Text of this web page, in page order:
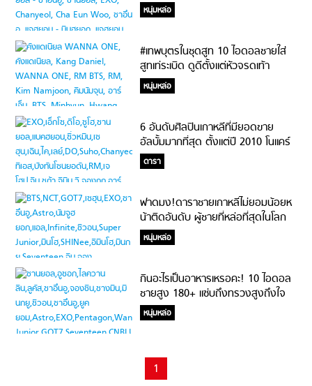
หนุ่มหล่อ
#เทพบุตรในชุดสูท 10 ไอดอลชายใส่
สูทเท่ระเบิด ดูดีตั้งแต่หัวจรดเท้า
หนุ่มหล่อ
6 อันดับศิลปินเกาหลีที่มียอดขาย
อัลบั้มมากที่สุด ตั้งแต่ปี 2010 โนแคร์
แม้ยุคดิจิตอล #ขายบั้มต่อไม่รอแล้วนะ
ดารา
ฟาดมง!ดาราชายเกาหลีไม่ยอมน้อยห
น้าติดอันดับ ผู้ชายที่หล่อที่สุดในโลก
ประจำปี เพียบ!
หนุ่มหล่อ
กินอะไรเป็นอาหารเหรอคะ! 10 ไอดอล
ชายสูง 180+ แซ่บถึงทรวงสูงถึงใจ
หนุ่มหล่อ
1